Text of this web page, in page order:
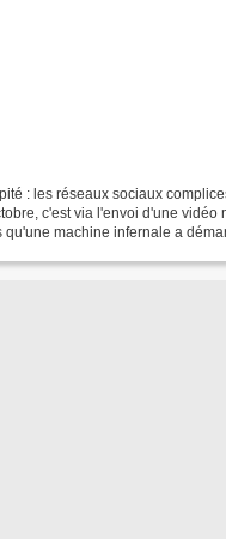
: les réseaux sociaux
c'est via l'envoi d'une vidéo
qu'une machine infernale a